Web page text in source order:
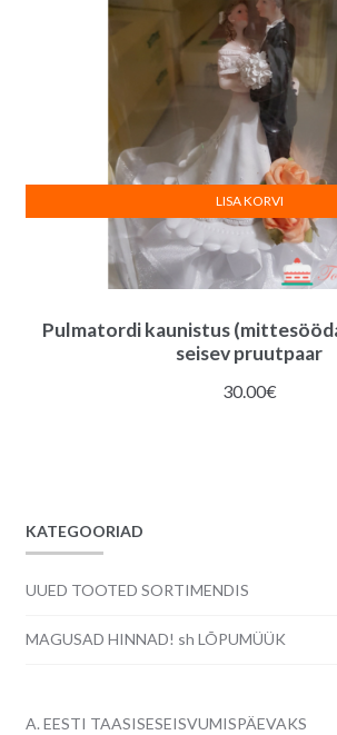
Pulmatordi kaunistus
seisev pruutpaar
30.00€
LISA KORVI
KATEGOORIAD
UUED TOOTED SORTIMENDIS
MAGUSAD HINNAD! sh LÕPUMÜÜK
A. EESTI TAASISESEISVUMISPÄEVAKS